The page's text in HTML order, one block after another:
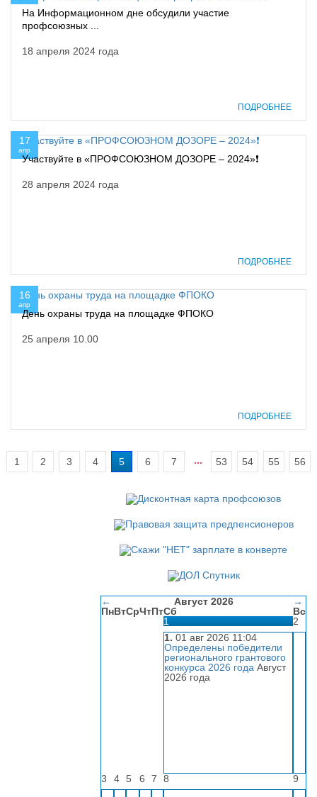
На Информационном дне обсудили участие
профсоюзных ...
18 апреля 2024 года
ПОДРОБНЕЕ
17
апр
Участвуйте в «ПРОФСОЮЗНОМ ДОЗОРЕ – 2024»❗
28 апреля 2024 года
ПОДРОБНЕЕ
16
апр
День охраны труда на площадке ФПОКО
25 апреля 10.00
ПОДРОБНЕЕ
1 2 3 4 5 6 7 ... 53 54 55 56
← Август 2026
→
ПнВтСрЧтПтСб
Вс
1
1. 01 авг 2026 11:04
Определены победители
регионального грантового
конкурса 2026 года Август
2026 года
2
3 4 5 6 7 8 9